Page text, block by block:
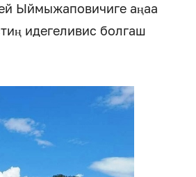
Ыймыжаповичиге аңаа
идегеливис болгаш